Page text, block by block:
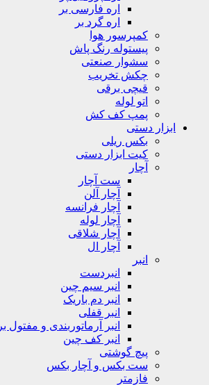
اره فارسی بر
اره گرد بر
کمپرسور هوا
پیستوله رنگ پاش
سشوار صنعتی
چکش تخریب
قیچی برقی
اتو لوله
پمپ کف کش
ابزار دستی
بکس ریلی
کیت ابزار دستی
آچار
ست آچار
آچار آلن
آچار فرانسه
آچار لوله
آچار شلاقی
آچار ال
انبر
انبردست
انبر سیم چین
انبر دم باریک
انبر قفلی
انبر آرماتوربندی و مفتول بر
انبر کف چین
پیچ گوشتی
ست بکس و آچار بکس
فازمتر